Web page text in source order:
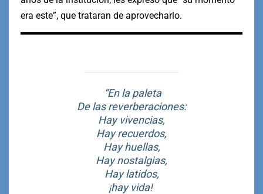
era este”, que trataran de aprovecharlo.
“En la paleta
De las reverberaciones:
Hay vivencias,
Hay recuerdos,
Hay huellas,
Hay nostalgias,
Hay latidos,
¡hay vida!